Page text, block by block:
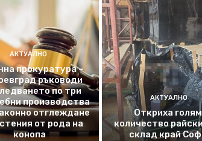
АКТУАЛНО
прокуратура –
ръководи
по три
производства
отглеждане
от рода на
конопа
АКТУАЛНО
Откриха
количество
склад край